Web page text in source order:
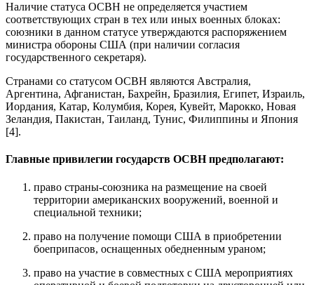
Наличие статуса ОСВН не определяется участием
соответствующих стран в тех или иных военных блоках:
союзники в данном статусе утверждаются распоряжением
министра обороны США (при наличии согласия
государственного секретаря).
Странами со статусом ОСВН являются Австралия,
Аргентина, Афганистан, Бахрейн, Бразилия, Египет, Израиль,
Иордания, Катар, Колумбия, Корея, Кувейт, Марокко, Новая
Зеландия, Пакистан, Таиланд, Тунис, Филиппины и Япония
[4].
Главные привилегии государств ОСВН предполагают:
право страны-союзника на размещение на своей
территории американских вооружений, военной и
специальной техники;
право на получение помощи США в приобретении
боеприпасов, оснащенных обедненным ураном;
право на участие в совместных с США мероприятиях